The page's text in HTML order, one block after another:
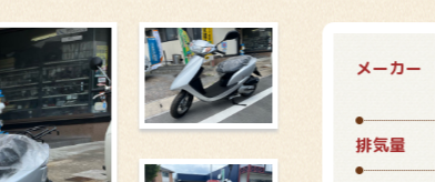
メーカー
排気量